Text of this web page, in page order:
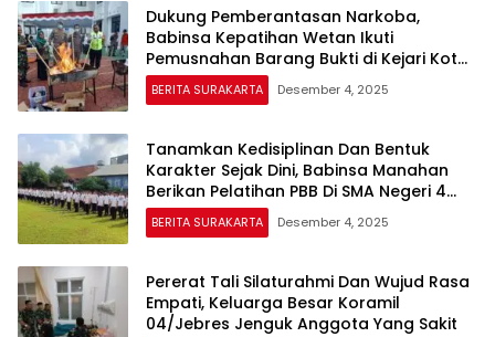
Dukung Pemberantasan Narkoba,
Babinsa Kepatihan Wetan Ikuti
Pemusnahan Barang Bukti di Kejari Kota
Surakarta
BERITA SURAKARTA Desember 4, 2025
Tanamkan Kedisiplinan Dan Bentuk
Karakter Sejak Dini, Babinsa Manahan
Berikan Pelatihan PBB Di SMA Negeri 4
Surakarta
BERITA SURAKARTA Desember 4, 2025
Pererat Tali Silaturahmi Dan Wujud Rasa
Empati, Keluarga Besar Koramil
04/Jebres Jenguk Anggota Yang Sakit